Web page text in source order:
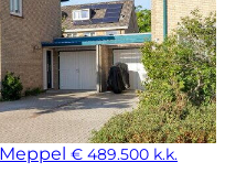
€ 489.500 k.k.